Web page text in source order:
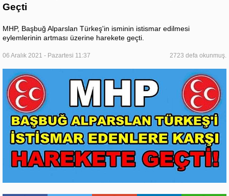
Geçti
MHP, Başbuğ Alparslan Türkeş'in isminin istismar edilmesi
eylemlerinin artması üzerine harekete geçti.
06 Aralık 2021 - Pazartesi 11:37 2723 defa okunmuş.